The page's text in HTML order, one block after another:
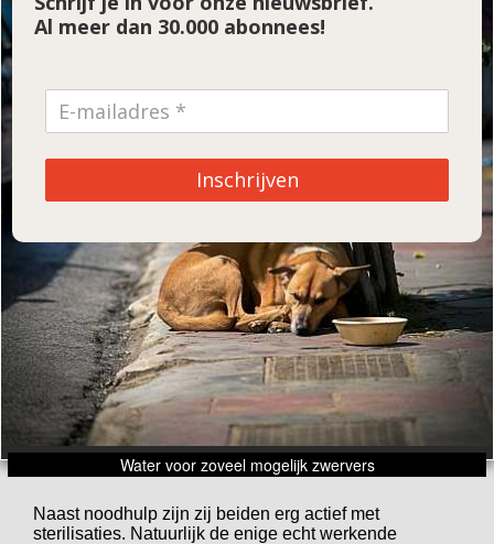
Water voor zoveel mogelijk zwervers
Naast noodhulp zijn zij beiden erg actief met
sterilisaties. Natuurlijk de enige echt werkende
Al meer dan 30.000 abonnees!
Inschrijven